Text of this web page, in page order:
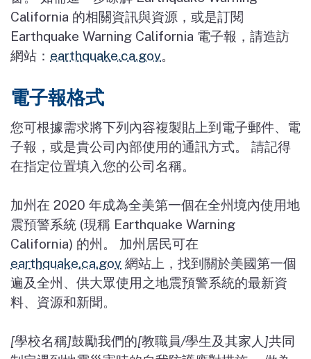
California 的相關資訊與資源，或是訂閱
Earthquake Warning California 電子報，請造訪
網站： earthquake.ca.gov。
電子報格式
您可根據需求將下列內容複製貼上到電子郵件、電
子報，或是貴公司內部使用的通訊方式。
請記得
在指定位置填入您的公司名稱。
加州在 2020 年成為全美第一個在全州境內使用地
震預警系統 (現稱 Earthquake Warning
California) 的州。 加州居民可在
earthquake.ca.gov 網站上，找到關於美國第一個
遍及全州、供大眾使用之地震預警系統的最新資
料、資源和新聞。
[學校名稱]鼓勵我們的[教職員/學生及其家人 ]共同